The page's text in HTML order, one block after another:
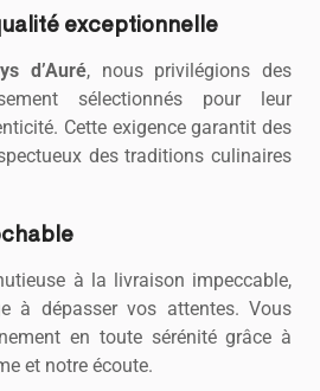
exceptionnelle
d’Auré, nous privilégions des
sélectionnés pour leur
Cette exigence garantit des
des traditions culinaires
à la livraison impeccable,
à dépasser vos attentes. Vous
en toute sérénité grâce à
et notre écoute.